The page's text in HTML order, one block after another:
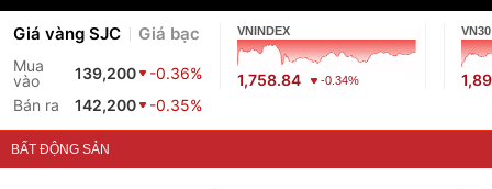
Giá vàng SJC Giá bạc
Mua
vào
139,200
-0.36%
Bán ra
142,200 -0.35%
VNINDEX
1,758.84 -0.34%
VN30
BẤT ĐỘNG SẢN